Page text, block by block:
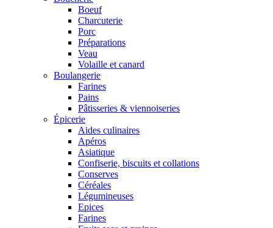
Boeuf
Charcuterie
Porc
Préparations
Veau
Volaille et canard
Boulangerie
Farines
Pains
Pâtisseries & viennoiseries
Épicerie
Aides culinaires
Apéros
Asiatique
Confiserie, biscuits et collations
Conserves
Céréales
Légumineuses
Epices
Farines